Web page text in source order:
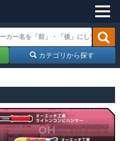
カテゴリから探す